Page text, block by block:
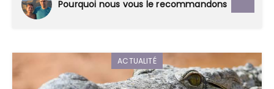
Pourquoi nous vous le recommandons
ACTUALITÉ